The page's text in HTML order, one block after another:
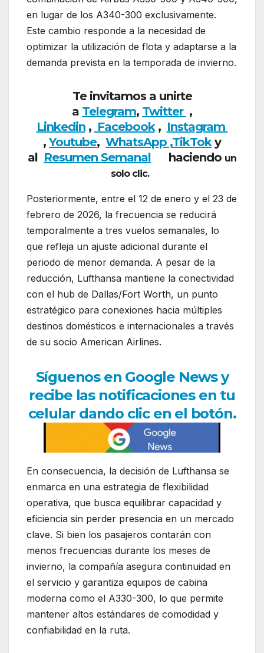
en lugar de los A340-300 exclusivamente.
Este cambio responde a la necesidad de
optimizar la utilización de flota y adaptarse a la
demanda prevista en la temporada de invierno.
Te invitamos a unirte
a Telegram, Twitter ,
Linkedin, Facebook, Instagram
,Youtube, WhatsApp ,TikToky
al Resumen Semanal haciendo un
solo clic.
Posteriormente, entre el 12 de enero y el 23 de
febrero de 2026, la frecuencia se reducirá
temporalmente a tres vuelos semanales, lo
que refleja un ajuste adicional durante el
periodo de menor demanda. A pesar de la
reducción, Lufthansa mantiene la conectividad
con el hub de Dallas/Fort Worth, un punto
estratégico para conexiones hacia múltiples
destinos domésticos e internacionales a través
de su socio American Airlines.
Síguenos en Google News y
recibe las notificaciones en tu
celular dando clic en el botón.
En consecuencia, la decisión de Lufthansa se
enmarca en una estrategia de flexibilidad
operativa, que busca equilibrar capacidad y
eficiencia sin perder presencia en un mercado
clave. Si bien los pasajeros contarán con
menos frecuencias durante los meses de
invierno, la compañía asegura continuidad en
el servicio y garantiza equipos de cabina
moderna como el A330-300, lo que permite
mantener altos estándares de comodidad y
confiabilidad en la ruta.